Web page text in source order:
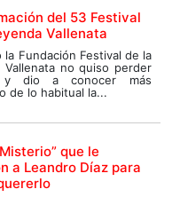
del 53 Festival
Vallenata
la Fundación Festival de la
Vallenata no quiso perder
y dio a conocer más
de lo habitual la...
que le
a Leandro Díaz para